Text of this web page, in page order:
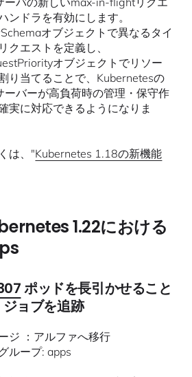
ンドラを有効にします。
オブジェクトで異なるタイ
クエストを定義し、
オブジェクトでリソー
り当てることで、Kubernetesの
ーバーが高負荷時の管理・保守作
実に対応できるようになりま
は、"Kubernetes 1.18の新機能
1.22における
ポッドを長引かせること
ョブを追跡
ジ ：アルファへ移行
ループ: apps